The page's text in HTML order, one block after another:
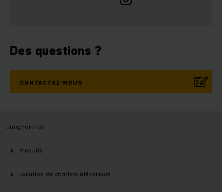
Des questions ?
CONTACTEZ-NOUS
Jungheinrich
Produits
Location de chariots élévateurs